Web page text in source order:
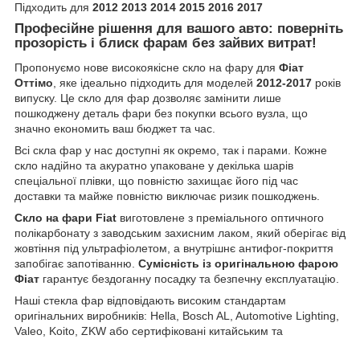
Підходить для 2012 2013 2014 2015 2016 2017
Професійне рішення для вашого авто: поверніть
прозорість і блиск фарам без зайвих витрат!
Пропонуємо нове високоякісне скло на фару для Фіат
Оттімо, яке ідеально підходить для моделей 2012-2017 років
випуску. Це скло для фар дозволяє замінити лише
пошкоджену деталь фари без покупки всього вузла, що
значно економить ваш бюджет та час.
Всі скла фар у нас доступні як окремо, так і парами. Кожне
скло надійно та акуратно упаковане у декілька шарів
спеціальної плівки, що повністю захищає його під час
доставки та майже повністю виключає ризик пошкоджень.
Скло на фари Fiat виготовлене з преміального оптичного
полікарбонату з заводським захисним лаком, який оберігає від
жовтіння під ультрафіолетом, а внутрішнє антифог-покриття
запобігає запотіванню. Сумісність із оригінальною фарою
Фіат гарантує бездоганну посадку та безпечну експлуатацію.
Наші стекла фар відповідають високим стандартам
оригінальних виробників: Hella, Bosch AL, Automotive Lighting,
Valeo, Koito, ZKW або сертифіковані китайським та